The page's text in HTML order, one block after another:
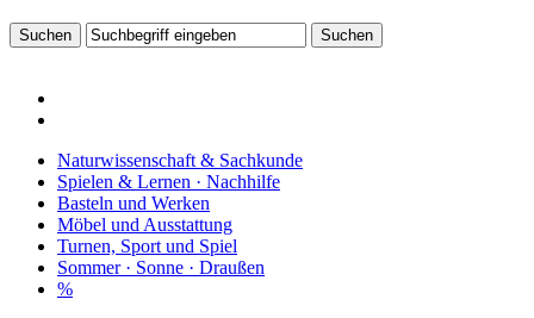
Naturwissenschaft & Sachkunde
Spielen & Lernen · Nachhilfe
Basteln und Werken
Möbel und Ausstattung
Turnen, Sport und Spiel
Sommer · Sonne · Draußen
%